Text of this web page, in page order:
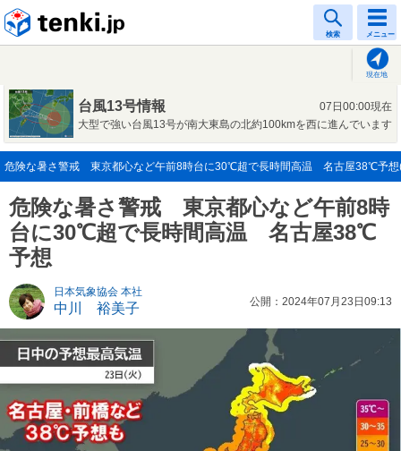
検索 メニュー
現在地
台風13号情報
07日00:00現在
大型で強い台風13号が南大東島の北約100kmを西に進んでいます
危険な暑さ警戒 東京都心など午前8時台に30℃超で長時間高温 名古屋38℃予想
危険な暑さ警戒 東京都心など午前8時
台に30℃超で長時間高温 名古屋38℃
予想
日本気象協会 本社
中川 裕美子 公開：2024年07月23日09:13